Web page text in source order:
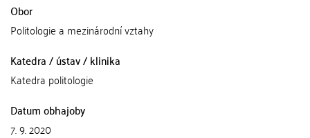
Obor
Politologie a mezinárodní vztahy
Katedra / ústav / klinika
Katedra politologie
Datum obhajoby
7. 9. 2020